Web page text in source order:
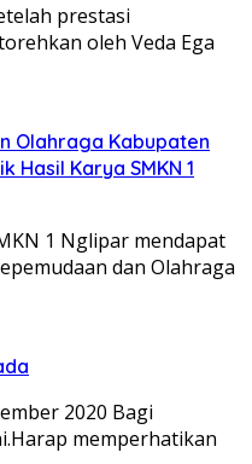
prestasi
oleh Veda Ega
Olahraga Kabupaten
Hasil Karya SMKN 1
1 Nglipar mendapat
dan Olahraga
2020 Bagi
memperhatikan